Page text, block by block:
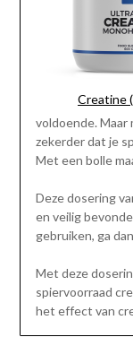
Creatine
voldoende. Maar
zekerder dat je
Met een bolle
Deze dosering
en veilig
gebruiken, ga
Met deze
spiervoorraad
het effect van